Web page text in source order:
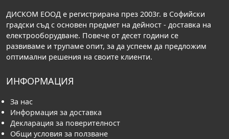
ДИСКОМ ЕООД е регистрирана през 2003г. в Софийски
градски съд с основен предмет на дейност - доставка на
електрооборудване. Повече от десет години се
развиваме и трупаме опит, за да успеем да предложим
оптимални решения на своите клиенти.
ИНФОРМАЦИЯ
За нас
Информация за доставка
Декларация за поверителност
Общи условия за ползване